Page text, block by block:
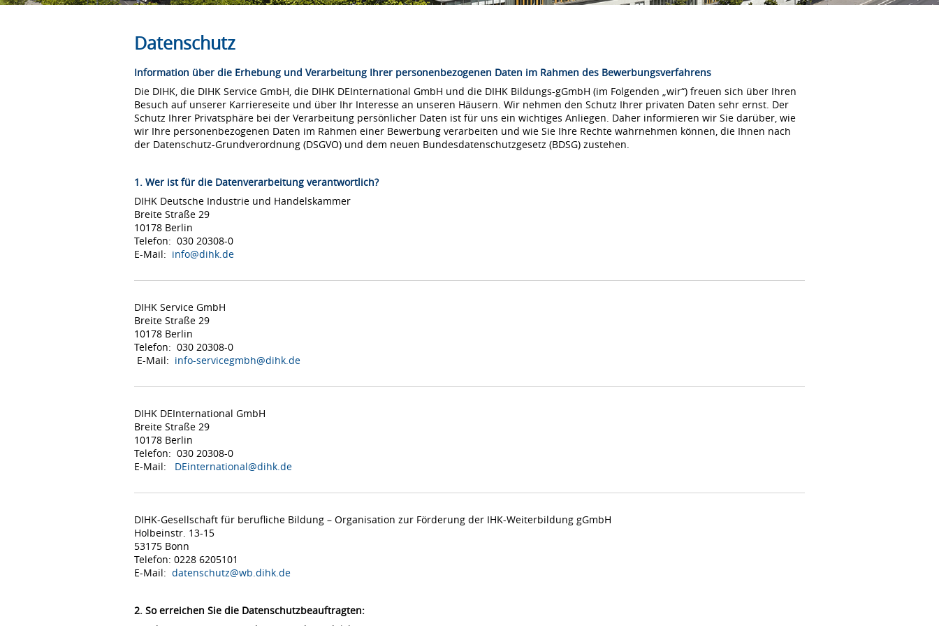
Datenschutz
Information über die Erhebung und Verarbeitung Ihrer personenbezogenen Daten im Rahmen des Bewerbungsverfahrens
Die DIHK, die DIHK Service GmbH, die DIHK DEInternational GmbH und die DIHK Bildungs-gGmbH (im Folgenden „wir“) freuen sich über Ihren
Besuch auf unserer Karriereseite und über Ihr Interesse an unseren Häusern. Wir nehmen den Schutz Ihrer privaten Daten sehr ernst. Der
Schutz Ihrer Privatsphäre bei der Verarbeitung persönlicher Daten ist für uns ein wichtiges Anliegen. Daher informieren wir Sie darüber, wie
wir Ihre personenbezogenen Daten im Rahmen einer Bewerbung verarbeiten und wie Sie Ihre Rechte wahrnehmen können, die Ihnen nach
der Datenschutz-Grundverordnung (DSGVO) und dem neuen Bundesdatenschutzgesetz (BDSG) zustehen.
1. Wer ist für die Datenverarbeitung verantwortlich?
DIHK Deutsche Industrie und Handelskammer
Breite Straße 29
10178 Berlin
Telefon: 030 20308-0
E-Mail: info@dihk.de
DIHK Service GmbH
Breite Straße 29
10178 Berlin
Telefon: 030 20308-0
E-Mail: info-servicegmbh@dihk.de
DIHK DEInternational GmbH
Breite Straße 29
10178 Berlin
Telefon: 030 20308-0
E-Mail: DEinternational@dihk.de
DIHK-Gesellschaft für berufliche Bildung – Organisation zur Förderung der IHK-Weiterbildung gGmbH
Holbeinstr. 13-15
53175 Bonn
Telefon: 0228 6205101
E-Mail: datenschutz@wb.dihk.de
2. So erreichen Sie die Datenschutzbeauftragten: